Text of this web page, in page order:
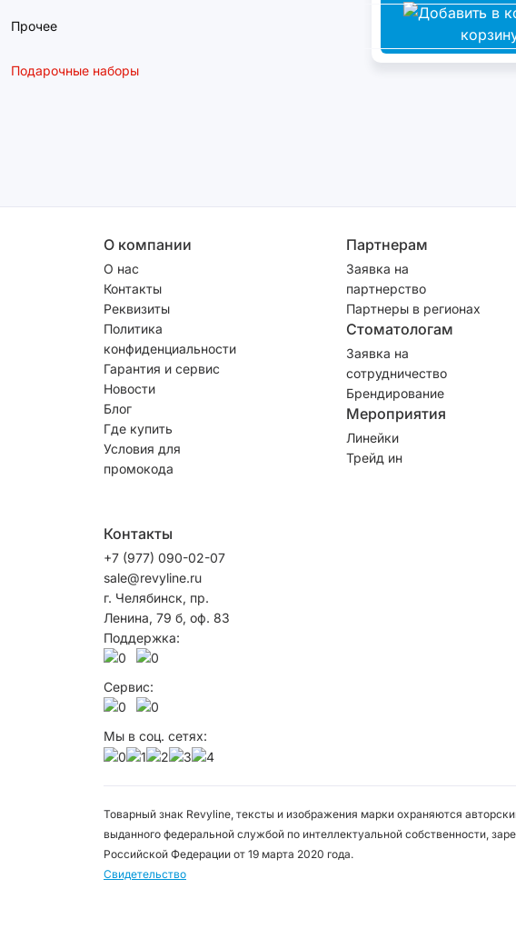
Прочее
Подарочные наборы
О компании
О нас
Контакты
Реквизиты
Политика
конфиденциальности
Гарантия и сервис
Новости
Блог
Где купить
Условия для
промокода
Партнерам
Заявка на
партнерство
Партнеры в регионах
Стоматологам
Заявка на
сотрудничество
Брендирование
Мероприятия
Линейки
Трейд ин
Контакты
+7 (977) 090-02-07
sale@revyline.ru
г. Челябинск, пр.
Ленина, 79 б, оф. 83
Поддержка:
Сервис:
Мы в соц. сетях:
Товарный знак Revyline, тексты и изображения марки охраняются
выданного федеральной службой по интеллектуальной собственности,
Российской Федерации от 19 марта 2020 года.
Свидетельство